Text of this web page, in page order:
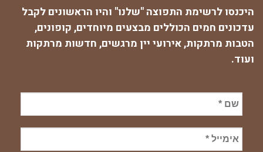
היכנסו לרשימת התפוצה "שלנו" והיו הראשונים לקבל
עדכונים חמים הכוללים מבצעים מיוחדים, קופונים,
הטבות מרתקות, אירועי יין מרגשים, חדשות מרתקות
ועוד.